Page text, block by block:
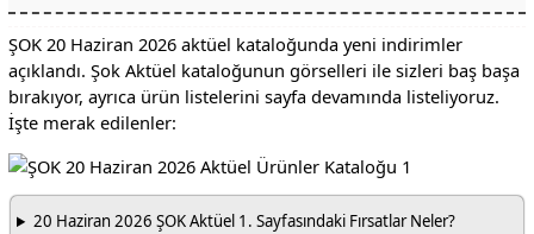
ŞOK 20 Haziran 2026 aktüel kataloğunda yeni indirimler
açıklandı. Şok Aktüel kataloğunun görselleri ile sizleri baş başa
bırakıyor, ayrıca ürün listelerini sayfa devamında listeliyoruz.
İşte merak edilenler:
20 Haziran 2026 ŞOK Aktüel 1. Sayfasındaki Fırsatlar Neler?